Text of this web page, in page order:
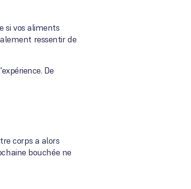
si vos aliments
ressentir de
De
corps a alors
bouchée ne